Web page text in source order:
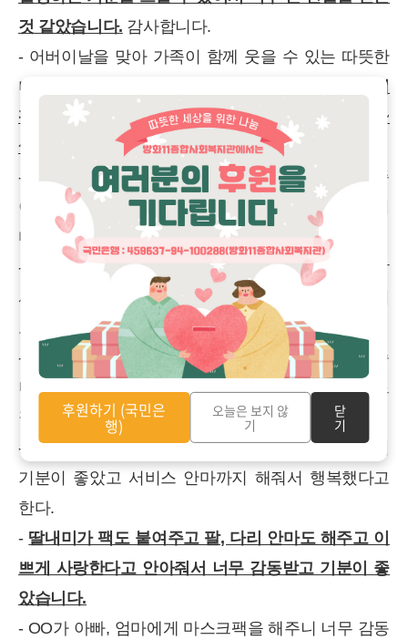
것 같았습니다. 감사합니다.
- 어버이날을 맞아 가족이 함께 웃을 수 있는 따뜻한
미션을 만들어 주셔서 감사합니다.
언제 이렇게 커서
팩도 붙여주고 안마까지 해주는지 너무 대견하네요~
쌓인 피로가 다 날아간 행복한 시간이었어요.
- 서로의 얼굴에 팩을 씌워주면서 즐거웠습니다. 가족
이 함께할 시간을 만들어 행복한 가족 미션이었습니
다.
- 아이와 깊이 교감할 수 있는 미션을 주셔서 정말 감
사합니다. 정성껏 준비해 주신 덕분에 부모로서 큰 위
로와 힘을 얻었습니다.
- OO이가 엄마에게 직접 해주는 경험이 의미 있었습
니다. 가정의 달을 맞아 가족의 소중함과 따뜻함을 느
낄 수 있는 시간을 선물해 주셔서 감사합니다!
- 딸이 팩을 붙여 줘서 즐거웠고 피부가 부드러워져서
기분이 좋았고 서비스 안마까지 해줘서 행복했다고
한다.
- 딸내미가 팩도 붙여주고 팔, 다리 안마도 해주고 이
쁘게 사랑한다고 안아줘서 너무 감동받고 기분이 좋
았습니다.
- OO가 아빠, 엄마에게 마스크팩을 해주니 너무 감동
후원하기 (국민은
행)
오늘은 보지 않
기
닫
기